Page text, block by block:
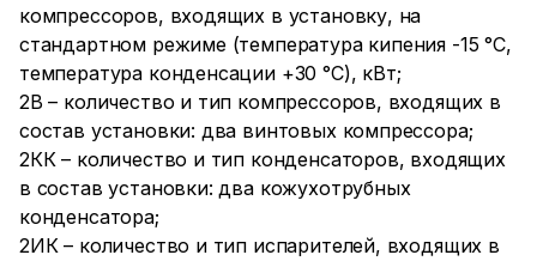
компрессоров, входящих в установку, на
стандартном режиме (температура кипения -15 °С,
температура конденсации +30 °С), кВт;
2В – количество и тип компрессоров, входящих в
состав установки: два винтовых компрессора;
2КК – количество и тип конденсаторов, входящих
в состав установки: два кожухотрубных
конденсатора;
2ИК – количество и тип испарителей, входящих в